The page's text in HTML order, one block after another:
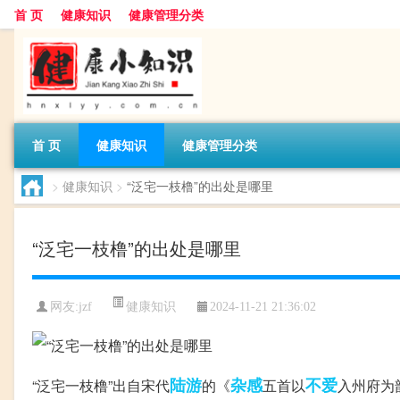
首 页 健康知识 健康管理分类
首 页 健康知识 健康管理分类
> 健康知识 > “泛宅一枝橹”的出处是哪里
“泛宅一枝橹”的出处是哪里
网友:jzf 健康知识 2024-11-21 21:36:02
“泛宅一枝橹”出自宋代陆游的《杂感五首以不爱入州府为